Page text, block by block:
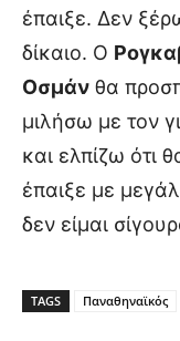
έπαιξε. Δεν
δίκαιο. Ο
Οσμάν θα
μιλήσω με τον
και ελπίζω ότι
έπαιξε με
δεν είμαι
TAGS Παναθηναϊκός